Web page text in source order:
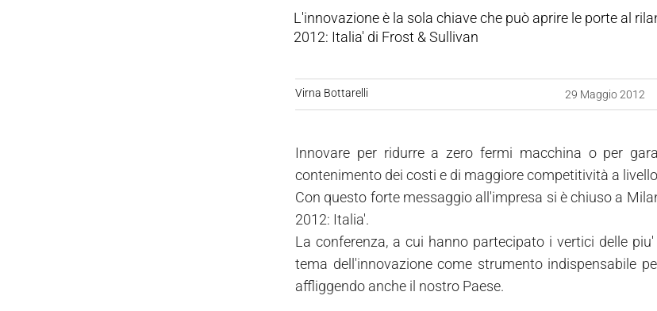
L'innovazione è la sola chiave che può aprire le porte al
2012: Italia' di Frost & Sullivan
Virna Bottarelli 29 Maggio 2012
Innovare per ridurre a zero fermi macchina o per
contenimento dei costi e di maggiore competitività a
Con questo forte messaggio all'impresa si è chiuso a
2012: Italia'.
La conferenza, a cui hanno partecipato i vertici delle
tema dell'innovazione come strumento indispensabile
affliggendo anche il nostro Paese.